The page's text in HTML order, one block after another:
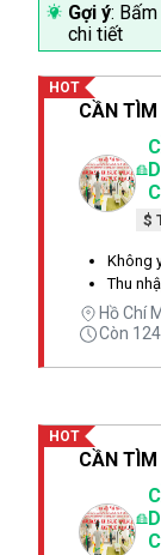
Gợi ý:
chi tiết
$
Không
Thu
Hồ Chí
Còn
HOT
HOT